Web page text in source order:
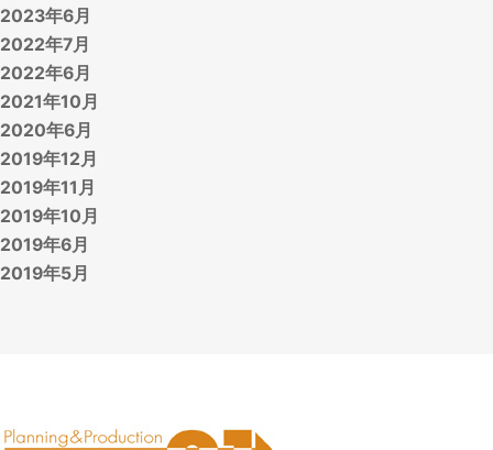
2023年6月
2022年7月
2022年6月
2021年10月
2020年6月
2019年12月
2019年11月
2019年10月
2019年6月
2019年5月